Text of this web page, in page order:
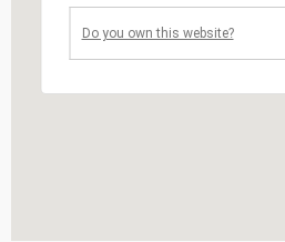
Do you own this website?